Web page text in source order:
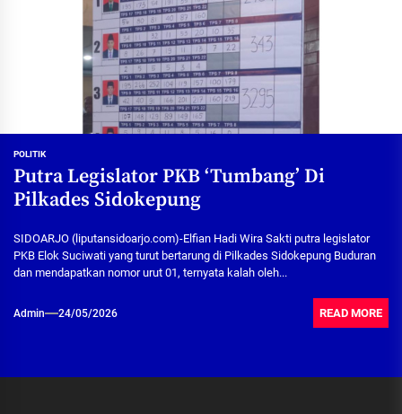
POLITIK
Putra Legislator PKB ‘Tumbang’ Di
Pilkades Sidokepung
SIDOARJO (liputansidoarjo.com)-Elfian Hadi Wira Sakti putra legislator
PKB Elok Suciwati yang turut bertarung di Pilkades Sidokepung Buduran
dan mendapatkan nomor urut 01, ternyata kalah oleh...
Admin 24/05/2026 READ MORE